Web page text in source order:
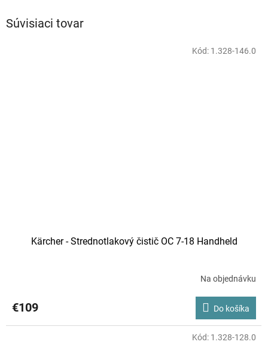
Súvisiaci tovar
Kärcher - Strednotlakový čistič OC 7-18 Handheld
Na objednávku
€109 Do košíka
Kód: 1.328-146.0
Kód: 1.328-128.0